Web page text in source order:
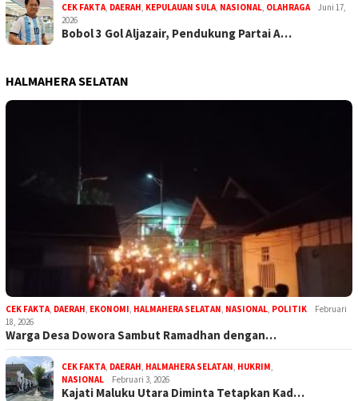
CEK FAKTA, DAERAH, KEPULAUAN SULA, NASIONAL, OLAHRAGA
Juni 17,
2026
Bobol 3 Gol Aljazair, Pendukung Partai A…
HALMAHERA SELATAN
CEK FAKTA, DAERAH, EKONOMI, HALMAHERA SELATAN, NASIONAL, POLITIK
Februari
18, 2026
Warga Desa Dowora Sambut Ramadhan dengan…
CEK FAKTA, DAERAH, HALMAHERA SELATAN, HUKRIM,
NASIONAL
Februari 3, 2026
Kajati Maluku Utara Diminta Tetapkan Kad…